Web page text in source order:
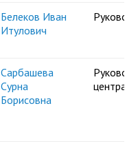
Белеков Иван
Итулович
Сарбашева
Сурна
Борисовна
центра